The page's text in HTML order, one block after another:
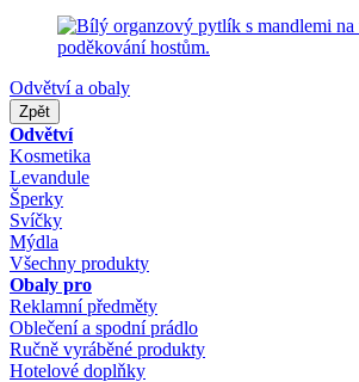
Odvětví a obaly
Zpět
Odvětví
Kosmetika
Levandule
Šperky
Svíčky
Mýdla
Všechny produkty
Obaly pro
Reklamní předměty
Oblečení a spodní prádlo
Ručně vyráběné produkty
Hotelové doplňky